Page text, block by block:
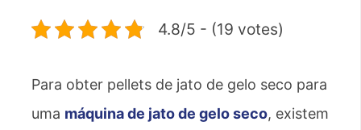
4.8/5 - (19 votes)
Para obter pellets de jato de gelo seco para
uma máquina de jato de gelo seco, existem